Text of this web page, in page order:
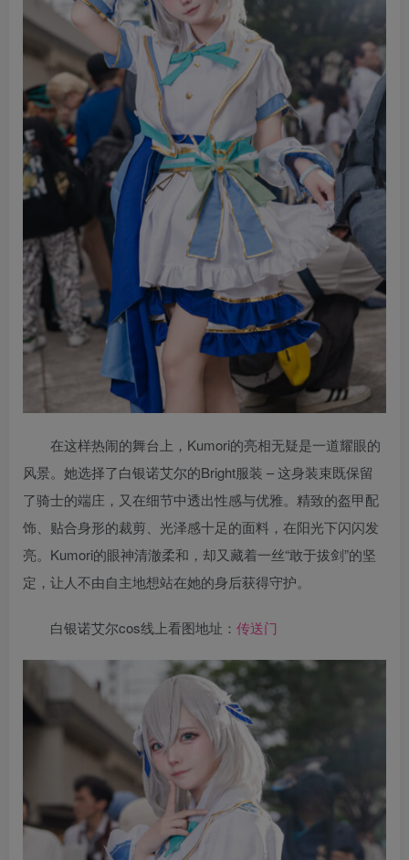
在这样热闹的舞台上，Kumori的亮相无疑是一道耀眼的
风景。她选择了白银诺艾尔的Bright服装 – 这身装束既保留
了骑士的端庄，又在细节中透出性感与优雅。精致的盔甲配
饰、贴合身形的裁剪、光泽感十足的面料，在阳光下闪闪发
亮。Kumori的眼神清澈柔和，却又藏着一丝“敢于拔剑”的坚
定，让人不由自主地想站在她的身后获得守护。
白银诺艾尔cos线上看图地址： 传送门